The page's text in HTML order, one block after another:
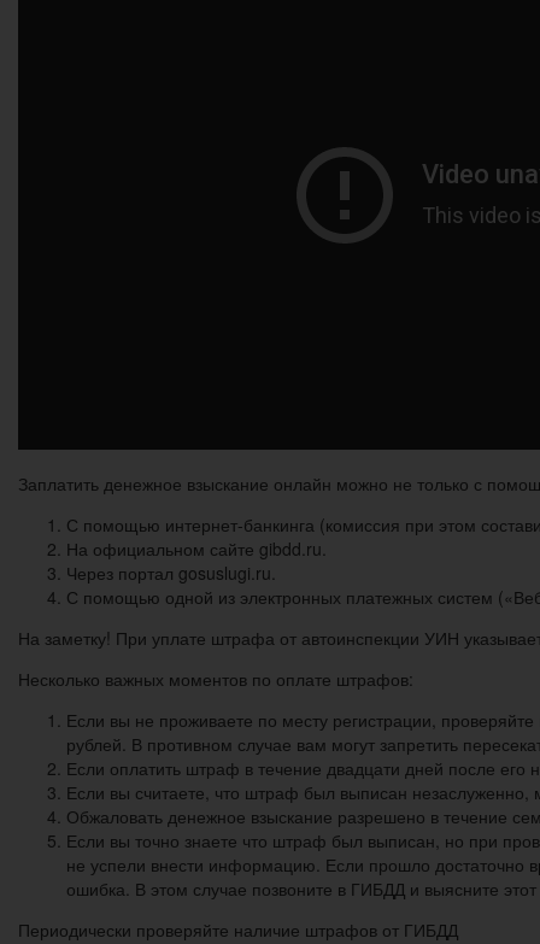
Заплатить денежное взыскание онлайн можно не только с
С помощью интернет-банкинга (комиссия при этом
На официальном сайте gibdd.ru.
Через портал gosuslugi.ru.
С помощью одной из электронных платежных систем
На заметку! При уплате штрафа от автоинспекции УИН
Несколько важных моментов по оплате штрафов:
Если вы не проживаете по месту регистрации,
рублей. В противном случае вам могут запретить
Если оплатить штраф в течение двадцати дней после
Если вы считаете, что штраф был выписан
Обжаловать денежное взыскание разрешено в течение
Если вы точно знаете что штраф был выписан, но при
не успели внести информацию. Если прошло достаточно
ошибка. В этом случае позвоните в ГИБДД и выясните
Периодически проверяйте наличие штрафов от ГИБДД